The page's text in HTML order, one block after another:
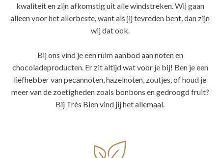
kwaliteit en zijn afkomstig uit alle windstreken. Wij gaan
alleen voor het allerbeste, want als jij tevreden bent, dan zijn
wij dat ook.
Bij ons vind je een ruim aanbod aan noten en
chocoladeproducten. Er zit altijd wat voor je bij! Ben je een
liefhebber van pecannoten, hazelnoten, zoutjes, of houd je
meer van de zoetigheden zoals bonbons en gedroogd fruit?
Bij Très Bien vind jij het allemaal.